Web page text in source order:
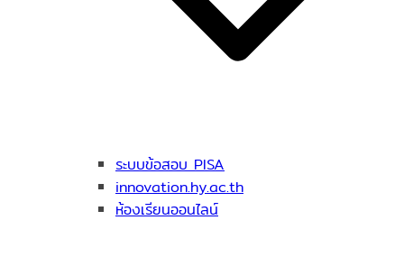
ระบบข้อสอบ PISA
innovation.hy.ac.th
ห้องเรียนออนไลน์